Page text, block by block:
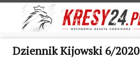
Dziennik Kijowski 6/2020